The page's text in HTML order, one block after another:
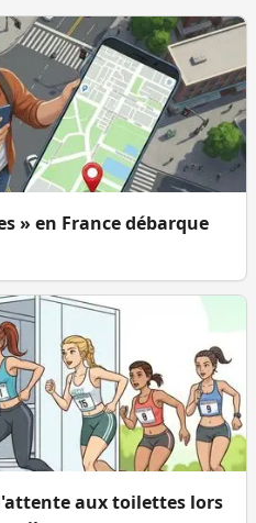
» en France débarque
aux toilettes lors